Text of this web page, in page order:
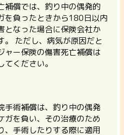
補償では、釣り中の偶発的
を負ったときから180日以内
となった場合に保険会社か
ただし、 病気が原因だと
ャー保険の傷害死亡補償は
ください。
手術補償は、釣り中の偶発
ガを負い、その治療のため
、手術したりする際に適用